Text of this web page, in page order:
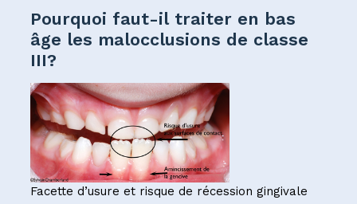
Pourquoi faut-il traiter en bas
âge les malocclusions de classe
III?
Facette d’usure et risque de récession gingivale